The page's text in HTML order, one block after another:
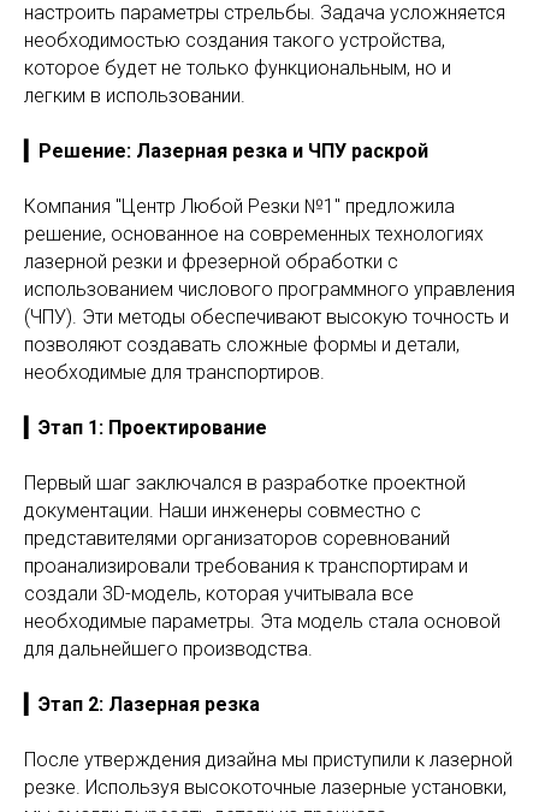
настроить параметры стрельбы. Задача усложняется
необходимостью создания такого устройства,
которое будет не только функциональным, но и
легким в использовании.
▎Решение: Лазерная резка и ЧПУ раскрой
Компания "Центр Любой Резки №1" предложила
решение, основанное на современных технологиях
лазерной резки и фрезерной обработки с
использованием числового программного управления
(ЧПУ). Эти методы обеспечивают высокую точность и
позволяют создавать сложные формы и детали,
необходимые для транспортиров.
▎Этап 1: Проектирование
Первый шаг заключался в разработке проектной
документации. Наши инженеры совместно с
представителями организаторов соревнований
проанализировали требования к транспортирам и
создали 3D-модель, которая учитывала все
необходимые параметры. Эта модель стала основой
для дальнейшего производства.
▎Этап 2: Лазерная резка
После утверждения дизайна мы приступили к лазерной
резке. Используя высокоточные лазерные установки,